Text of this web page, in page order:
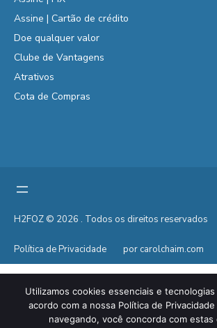
Assine | Cartão de crédito
Doe qualquer valor
Clube de Vantagens
Atrativos
Cota de Compras
H2FOZ © 2026 . Todos os direitos reservados
Política de Privacidade por carolchaim.com
Utilizamos cookies essenciais e
acordo com a nossa Política de
navegando, você concorda com estas